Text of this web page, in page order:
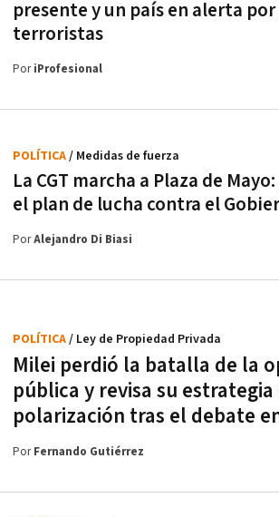
presente y un país en alerta
terroristas
PoriProfesional
La CGT marcha a Plaza de
el plan de lucha contra el
POLÍTICA/ Medidas de fuerza
PorAlejandro Di Biasi
Milei perdió la batalla de la
pública y revisa su estrategia
polarización tras el debate
POLÍTICA/ Ley de Propiedad Privada
PorFernando Gutiérrez